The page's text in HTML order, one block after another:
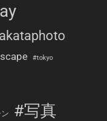
#tokyo
#写真